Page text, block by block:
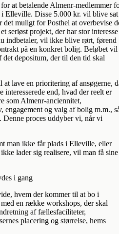
at betalende Almenr-medlemmer
i Elleville. Disse 5.000 kr. vil blive sat
muligt for Posthel at overbevise
seriøst projekt, der har stor interesse
indbetaler, vil ikke blive rørt, førend
på en konkret bolig. Beløbet vil
depositum, der til den tid skal
lave en prioritering af ansøgerne,
end, hvad der reelt er
som Almenr-anciennitet,
engagement og valg af bolig m.m.,
proces uddyber vi, når vi
man ikke får plads i Elleville, eller
lader sig realisere, vil man få sine
i gang
hvem der kommer til at bo i
en række workshops, der skal
af fællesfaciliteter,
placering og størrelse, hems